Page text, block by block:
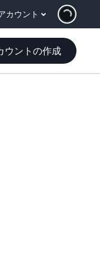
カウント
ウントの作成